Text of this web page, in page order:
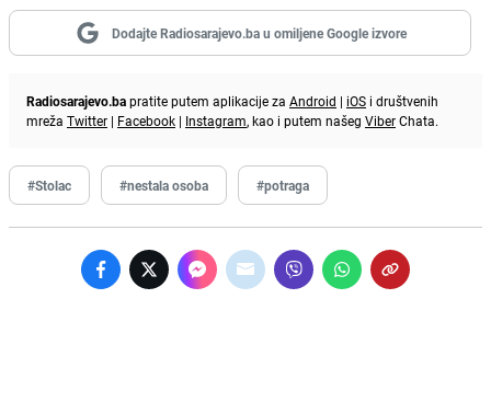
Dodajte Radiosarajevo.ba u omiljene Google izvore
Radiosarajevo.bapratite putem aplikacije za Android | iOS i društvenih
mreža Twitter | Facebook | Instagram, kao i putem našeg ViberChata.
#Stolac #nestala osoba #potraga